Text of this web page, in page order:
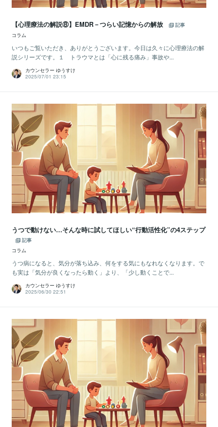
【心理療法の解説⑧】EMDR－つらい記憶からの解放
記事
コラム
いつもご覧いただき、ありがとうございます。今日は久々に心理療法の解
説シリーズです。１ トラウマとは「心に残る痛み」事故や...
カウンセラー ゆうすけ
2025/07/01 23:15
うつで動けない…そんな時に試してほしい“行動活性化”の4ステップ
記事
コラム
うつ病になると、気分が落ち込み、何をする気にもなれなくなります。で
も実は「気分が良くなったら動く」より、「少し動くことで...
カウンセラー ゆうすけ
2025/06/30 22:51